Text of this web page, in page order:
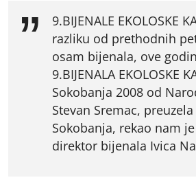
9.BIJENALE EKOLOSKE
razliku od prethodnih
osam bijenala, ove
9.BIJENALA EKOLOSKE
Sokobanja 2008 od
Stevan Sremac, preuzela
Sokobanja, rekao nam
direktor bijenala Ivica